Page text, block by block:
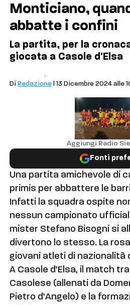
Monticiano,
abbatte i confini
La partita, per la
giocata a Casole d'Elsa
Di Redazione | 13 Dicembre 2024 alle
Aggiungi Radio
Fonti
Una partita amichevole di
primis per abbattere le
Infatti la squadra ospite
nessun campionato
mister Stefano Bisogni si
divertono lo stesso. La
giovani atleti di nazionalità
A Casole d’Elsa, il match
Casolese (allenati da
Pietro d’Angelo) e la